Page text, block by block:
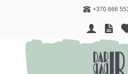
+370 666